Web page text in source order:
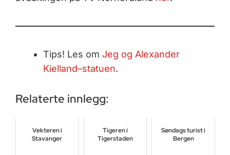
Tips! Les om Jeg og Alexander
Kielland–statuen.
Relaterte innlegg:
Vekteren i
Stavanger
Tigeren i
Tigerstaden
Søndags turist i
Bergen